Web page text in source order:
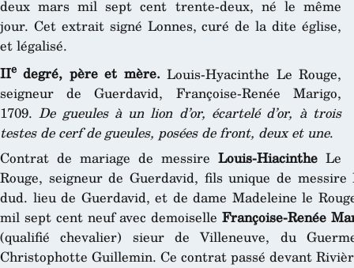
deux mars mil sept cent trente-deux, né le même
jour. Cet extrait signé Lonnes, curé de la dite église,
et légalisé.
IIe degré, père et mère. Louis-Hyacinthe Le Rouge,
seigneur de Guerdavid, Françoise-Renée Marigo,
1709.De gueules à un lion d’or, écartelé d’or, à trois
testes de cerf de gueules, posées de front, deux et une.
Contrat de mariage de messire Louis-HiacintheLe
Rouge, seigneur de Guerdavid, fils unique de
dud. lieu de Guerdavid, et de dame Madeleine le
mil sept cent neuf avec demoiselle Françoise-Renée
(qualifié chevalier) sieur de Villeneuve, du
Christophotte Guillemin. Ce contrat passé devant